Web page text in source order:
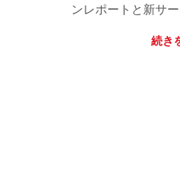
ンレポートと新サ
続き